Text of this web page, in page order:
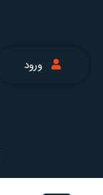
ورود